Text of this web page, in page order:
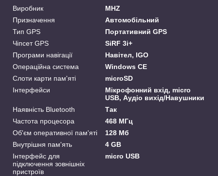
Виробник
MHZ
Призначення
Автомобільний
Тип GPS
Портативний GPS
Чіпсет GPS
SiRF 3i+
Програми навігації
Навітел, IGO
Операційна система
Windows CE
Слоти карти пам'яті
microSD
Інтерфейси
Мікрофонний вхід, micro
USB, Аудіо вихід/Навушники
Наявність Bluetooth
Так
Частота процесора
468 МГц
Об'єм оперативної пам'яті
128 Мб
Внутрішня пам'ять
4 GB
Інтерфейс для
підключення зовнішніх
пристроїв
micro USB